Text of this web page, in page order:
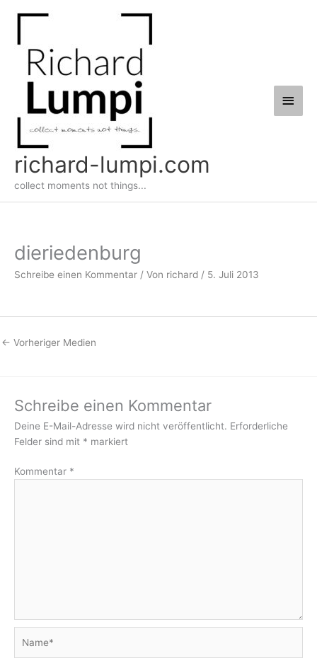
richard-lumpi.com
collect moments not things...
dieriedenburg
Schreibe einen Kommentar / Von richard / 5. Juli 2013
← Vorheriger Medien
Schreibe einen Kommentar
Deine E-Mail-Adresse wird nicht veröffentlicht. Erforderliche
Felder sind mit * markiert
Kommentar *